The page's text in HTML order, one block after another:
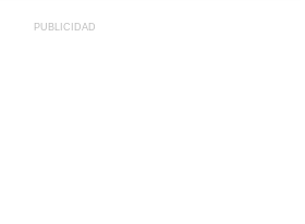
PUBLICIDAD